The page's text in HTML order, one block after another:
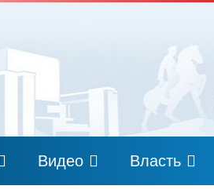
Видео Власть